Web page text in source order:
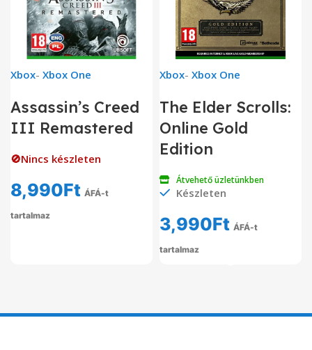
Xbox- Xbox One
Assassin’s Creed
III Remastered
🚫Nincs készleten
8,990Ft ÁFÁ-t
tartalmaz
Xbox- Xbox One
The Elder Scrolls:
Online Gold
Edition
Átvehető üzletünkben
Készleten
3,990Ft ÁFÁ-t
tartalmaz